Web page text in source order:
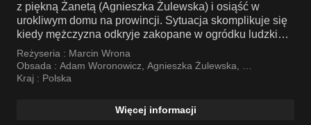
z piękną Żanetą (Agnieszka Żulewska) i osiąść w
urokliwym domu na prowincji. Sytuacja skomplikuje się
kiedy mężczyzna odkryje zakopane w ogródku ludzkie
szczątki..
Reżyseria : Marcin Wrona
Obsada : Adam Woronowicz, Agnieszka Żulewska,
Andrzej Grabowski
Kraj : Polska
Więcej informacji